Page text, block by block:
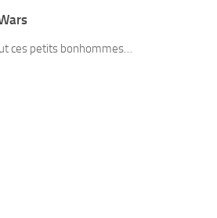
ces petits bonhommes…